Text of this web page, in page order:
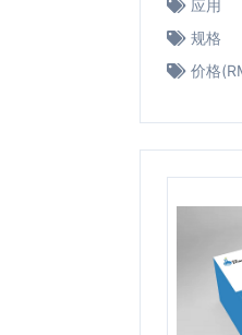
应用
规格
价格